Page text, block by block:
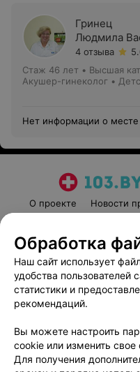
Гринец
Людмила
4 отзыва
Стаж 46 лет • Высшая
Акушер-гинеколог •
Нет информации о месте
О проекте Новости
Пользовательское
Написать
Обработка
Обработка
Наш сайт использует
удобства пользователей
статистики и
рекомендаций.
Вы можете настроить
cookie или изменить свое
Для получения